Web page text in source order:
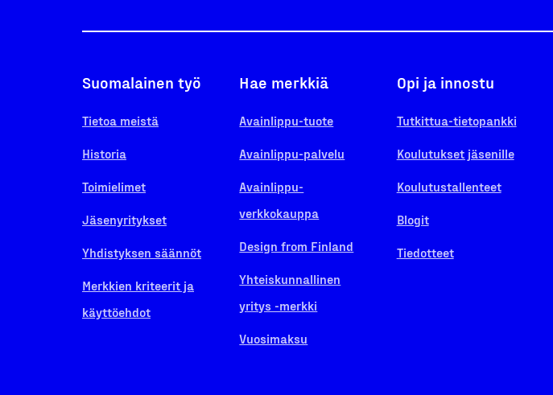
Suomalainen työ
Tietoa meistä
Historia
Toimielimet
Jäsenyritykset
Yhdistyksen säännöt
Merkkien kriteerit ja
käyttöehdot
Hae merkkiä
Avainlippu-tuote
Avainlippu-palvelu
Avainlippu-
verkkokauppa
Design from Finland
Yhteiskunnallinen
yritys -merkki
Vuosimaksu
Opi ja innostu
Tutkittua-tietopankki
Koulutukset jäsenille
Koulutustallenteet
Blogit
Tiedotteet